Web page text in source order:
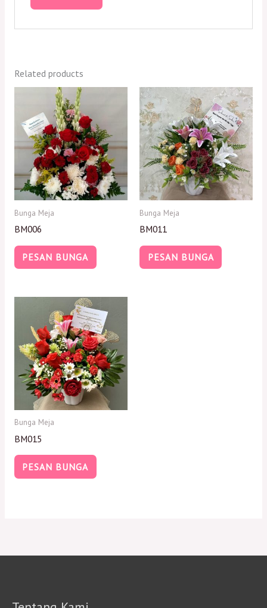
Related products
Bunga Meja
BM006
PESAN BUNGA
Bunga Meja
BM011
PESAN BUNGA
Bunga Meja
BM015
PESAN BUNGA